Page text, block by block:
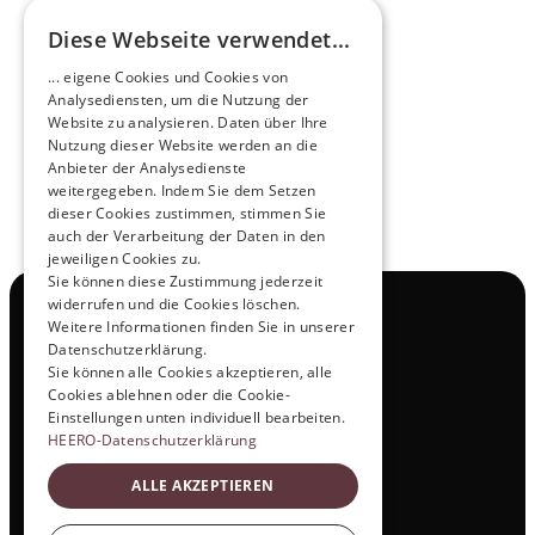
HEERO
Mehr erfahren
View All
Navigation
Kontakt
Probefahrt
Karriere
Investor Relations
Legal & Policies
Impressum
Diese Webseite verwendet...
... eigene Cookies und Cookies von
Analysediensten, um die Nutzung der
Website zu analysieren. Daten über Ihre
Nutzung dieser Website werden an die
Anbieter der Analysedienste
weitergegeben. Indem Sie dem Setzen
dieser Cookies zustimmen, stimmen Sie
auch der Verarbeitung der Daten in den
jeweiligen Cookies zu.
Sie können diese Zustimmung jederzeit
widerrufen und die Cookies löschen.
Weitere Informationen finden Sie in unserer
Datenschutzerklärung.
Sie können alle Cookies akzeptieren, alle
Cookies ablehnen oder die Cookie-
Einstellungen unten individuell bearbeiten.
HEERO-Datenschutzerklärung
ALLE AKZEPTIEREN